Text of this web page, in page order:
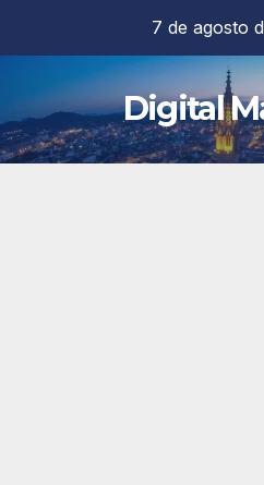
contenido
7 de agosto
Digital